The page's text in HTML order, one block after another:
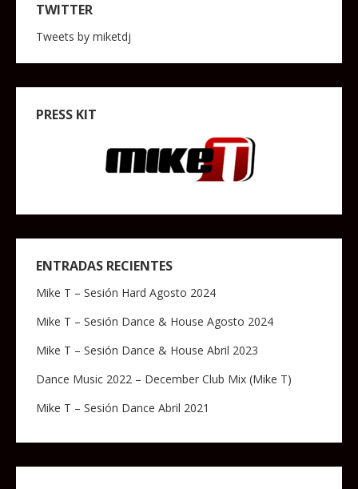
TWITTER
Tweets by miketdj
PRESS KIT
ENTRADAS RECIENTES
Mike T – Sesión Hard Agosto 2024
Mike T – Sesión Dance & House Agosto 2024
Mike T – Sesión Dance & House Abril 2023
Dance Music 2022 – December Club Mix (Mike T)
Mike T – Sesión Dance Abril 2021